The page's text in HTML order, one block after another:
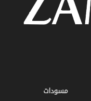
مسودات